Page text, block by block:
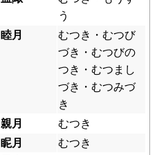
う
睦月
むつき・むつび
づき・むつびの
つき・むつまし
づき・むつみづ
き
親月
むつき
眤月
むつき